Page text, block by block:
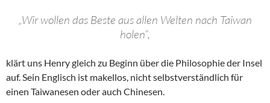
„Wir wollen das Beste aus allen Welten nach Taiwan
holen“,
klärt uns Henry gleich zu Beginn über die Philosophie der Insel
auf. Sein Englisch ist makellos, nicht selbstverständlich für
einen Taiwanesen oder auch Chinesen.